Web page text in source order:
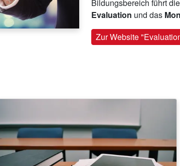
Bildungsbereich führt die
Evaluation und das
Zur Website